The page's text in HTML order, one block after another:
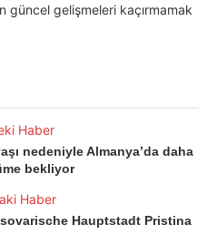
güncel gelişmeleri kaçırmamak
Haber
nedeniyle Almanya’da daha
bekliyor
Haber
Hauptstadt Pristina